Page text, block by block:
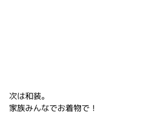
次は和装。
家族みんなでお着物で！